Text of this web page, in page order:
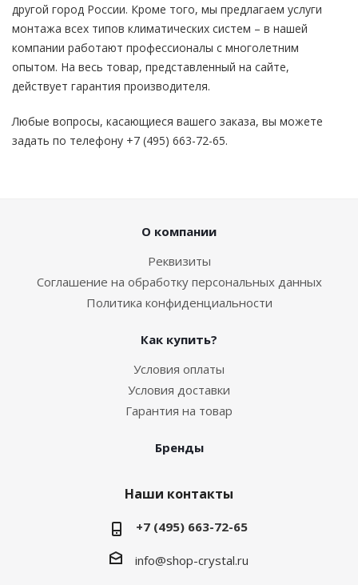
другой город России. Кроме того, мы предлагаем услуги
монтажа всех типов климатических систем – в нашей
компании работают профессионалы с многолетним
опытом. На весь товар, представленный на сайте,
действует гарантия производителя.
Любые вопросы, касающиеся вашего заказа, вы можете
задать по телефону +7 (495) 663-72-65.
О компании
Реквизиты
Соглашение на обработку персональных данных
Политика конфиденциальности
Как купить?
Условия оплаты
Условия доставки
Гарантия на товар
Бренды
Наши контакты
+7 (495) 663-72-65
info@shop-crystal.ru